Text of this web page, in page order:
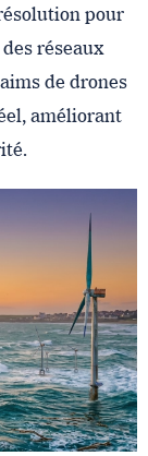
pour
réseaux
de drones
améliorant